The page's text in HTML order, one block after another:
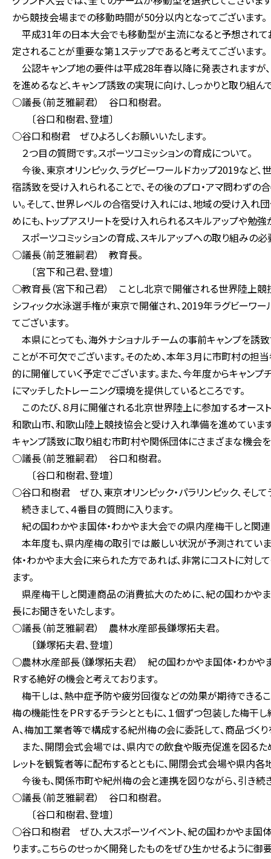
から競技会場までの移動時間が50分以内となってございます。
平成31年の日本大会でも移動型が主流になると予想されて
定されることが重要な第１ステップであると考えてございます。
公認キャンプ地の要件は平成28年春以降に発表されますが
を進めるなど、キャンプ誘致の実現に向け、しっかりと取り組ん
○議長（前芝雅嗣君） 谷口和樹君。
〔谷口和樹君、登壇〕
○谷口和樹君 ぜひよろしくお願いいたします。
２つ目の質問です。スポーツコミッションの育成について。
今後、東京オリンピック、ラグビーワールドカップ2019など
宿誘致を受け入れられることで、その後のプロ・アマ問わずの
い。そして、世界レベルの合宿受け入れには、地域の受け入れ
めにも、トップアスリートを受け入れられるスキルアップや勉強
スポーツコミッションの育成、スキルアップへの取り組みの
○議長（前芝雅嗣君） 教育長。
〔宮下和己君、登壇〕
○教育長（宮下和己君） ことし北京で開催される世界陸上競
シフィック水泳選手権が東京で開催され、2019年ラグビーワ
てございます。
本県にとっても、海外ナショナルチームの事前キャンプを
ことが不可欠でございます。そのため、本年３月に市町村の
的に開催していく予定でございます。また、今年度からキャン
にマッチしたトレーニング環境を提供しているところです。
このたび、８月に開催される北京世界陸上に参加するオース
和歌山市、和歌山陸上競技協会と受け入れ準備を進めていま
キャンプ誘致に取り組む市町村や関係団体にさまざまな機会を
○議長（前芝雅嗣君） 谷口和樹君。
〔谷口和樹君、登壇〕
○谷口和樹君 ぜひ、東京オリンピック・パラリンピック、そし
続きまして、４番目の質問に入ります。
紀の国わかやま国体・わかやま大会での県内産梅干しと関連
本年度も、県内産梅の取引では厳しい状況が予測されてい
体・わかやま大会に来られた方であれば、非常にコストに対し
ます。
県産梅干しと関連商品の消費拡大のために、紀の国わかや
長にお聞きをいたします。
○議長（前芝雅嗣君） 農林水産部長鎌塚拓夫君。
〔鎌塚拓夫君、登壇〕
○農林水産部長（鎌塚拓夫君） 紀の国わかやま国体・わかや
Ｒする絶好の機会と考えております。
梅干しは、熱中症予防や疲労回復などの効果が期待できる
梅の機能性をＰＲするチラシとともに、１個ずつ包装した梅干
Ａ、梅加工業者等で構成する紀州梅の会に委託して、商品づくり
また、開閉会式会場では、県内での飲食や販売促進を図るた
レットを観覧者等に配布するとともに、開閉会式会場や県内
今後も、関係市町や紀州梅の会と連携を図りながら、引き
○議長（前芝雅嗣君） 谷口和樹君。
〔谷口和樹君、登壇〕
○谷口和樹君 ぜひ、大スポーツイベント、紀の国わかやま国
ります。こちらのせっかく開発したものをぜひ生かせるように御